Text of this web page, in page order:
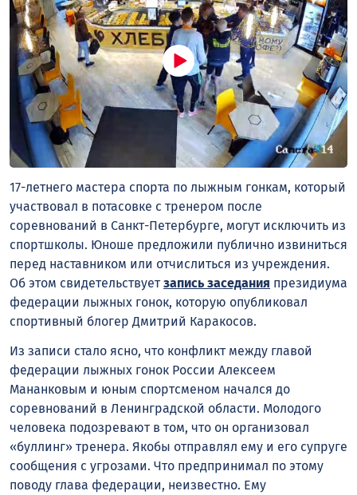
17-летнего мастера спорта по лыжным гонкам, который
участвовал в потасовке с тренером после
соревнований в Санкт-Петербурге, могут исключить из
спортшколы. Юноше предложили публично извиниться
перед наставником или отчислиться из учреждения.
Об этом свидетельствуетзапись заседания президиума
федерации лыжных гонок, которую опубликовал
спортивный блогер Дмитрий Каракосов.
Из записи стало ясно, что конфликт между главой
федерации лыжных гонок России Алексеем
Мананковым и юным спортсменом начался до
соревнований в Ленинградской области. Молодого
человека подозревают в том, что он организовал
«буллинг» тренера. Якобы отправлял ему и его супруге
сообщения с угрозами. Что предпринимал по этому
поводу глава федерации, неизвестно. Ему